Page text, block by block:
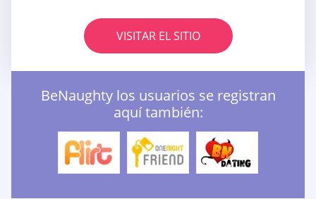
VISITAR EL SITIO
BeNaughty los usuarios se registran
aquí también: